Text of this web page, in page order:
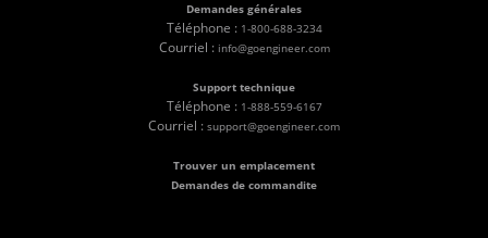
Demandes générales
Téléphone : 1-800-688-3234
Courriel : info@goengineer.com
Support technique
Téléphone : 1-888-559-6167
Courriel : support@goengineer.com
Trouver un emplacement
Demandes de commandite